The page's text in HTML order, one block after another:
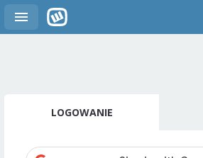
LOGOWANIE